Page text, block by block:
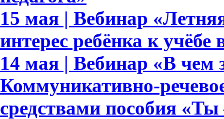
15 мая | Вебинар
интерес ребёнка к
14 мая | Вебинар «В чем
Коммуникативно-
средствами пособия